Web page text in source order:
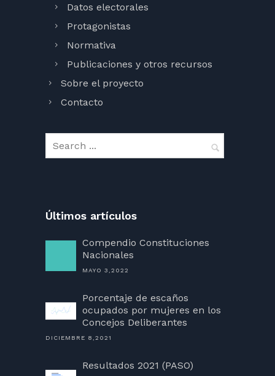
Datos electorales
Protagonistas
Normativa
Publicaciones y otros recursos
Sobre el proyecto
Contacto
Últimos artículos
Compendio Constituciones
Nacionales
MAYO 3,2022
Porcentaje de escaños
ocupados por mujeres en los
Concejos Deliberantes
DICIEMBRE 8,2021
Resultados 2021 (PASO)